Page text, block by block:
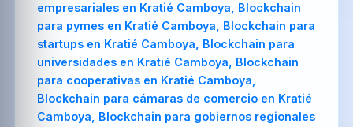
empresariales en Kratié Camboya, Blockchain
para pymes en Kratié Camboya, Blockchain para
startups en Kratié Camboya, Blockchain para
universidades en Kratié Camboya, Blockchain
para cooperativas en Kratié Camboya,
Blockchain para cámaras de comercio en Kratié
Camboya, Blockchain para gobiernos regionales